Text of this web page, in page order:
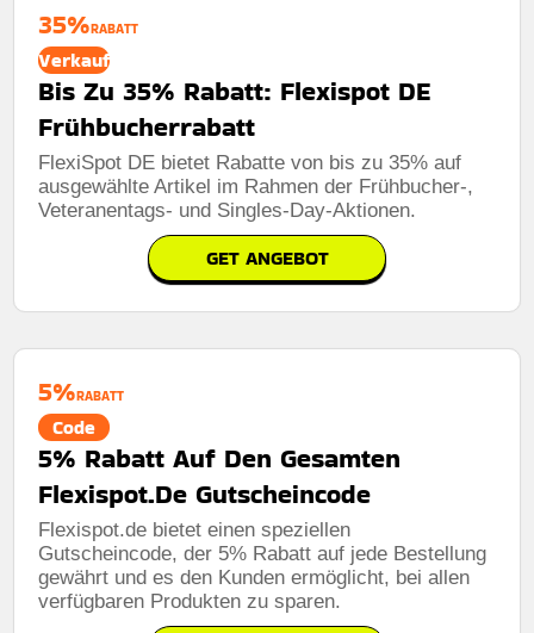
35%RABATT
Verkauf
Bis Zu 35% Rabatt: Flexispot DE
Frühbucherrabatt
FlexiSpot DE bietet Rabatte von bis zu 35% auf
ausgewählte Artikel im Rahmen der Frühbucher-,
Veteranentags- und Singles-Day-Aktionen.
GET ANGEBOT
5%RABATT
Code
5% Rabatt Auf Den Gesamten
Flexispot.De Gutscheincode
Flexispot.de bietet einen speziellen
Gutscheincode, der 5% Rabatt auf jede Bestellung
gewährt und es den Kunden ermöglicht, bei allen
verfügbaren Produkten zu sparen.